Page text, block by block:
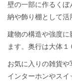
壁の一部に作るくぼ
納や飾り棚として活
建物の構造や強度に
ます。奥行は大体１
お気に入りの雑貨
インターホンやスイ